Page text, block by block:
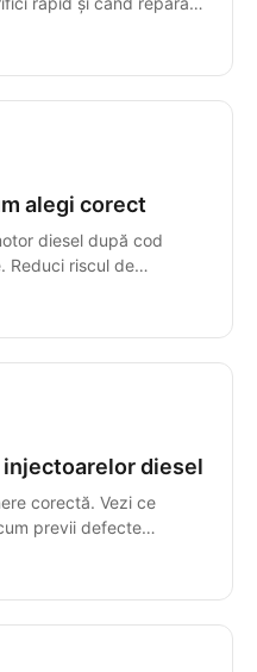
alegi corect
diesel după cod
Reduci riscul de
diesel
corectă. Vezi ce
previi defecte